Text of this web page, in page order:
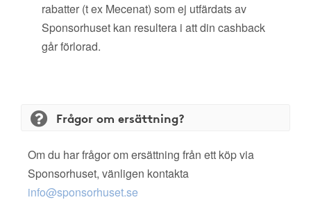
rabatter (t ex Mecenat) som ej utfärdats av
Sponsorhuset kan resultera i att din cashback
går förlorad.
Frågor om ersättning?
Om du har frågor om ersättning från ett köp via
Sponsorhuset, vänligen kontakta
info@sponsorhuset.se